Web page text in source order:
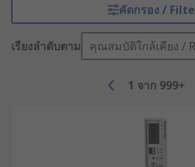
คัดกรอง /
เรียงลำดับตาม คุณสมบัติใกล้เคียง /
1 จาก 999+